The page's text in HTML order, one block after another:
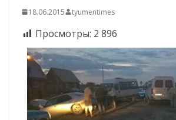
18.06.2015 tyumentimes
Просмотры: 2 896